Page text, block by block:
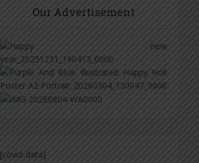
Our Advertisement
[covid-data]